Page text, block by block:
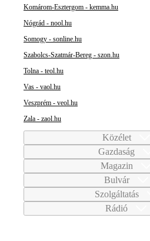
Komárom-Esztergom - kemma.hu
Nógrád - nool.hu
Somogy - sonline.hu
Szabolcs-Szatmár-Bereg - szon.hu
Tolna - teol.hu
Vas - vaol.hu
Veszprém - veol.hu
Zala - zaol.hu
Közélet
Gazdaság
Magazin
Bulvár
Szolgáltatás
Rádió